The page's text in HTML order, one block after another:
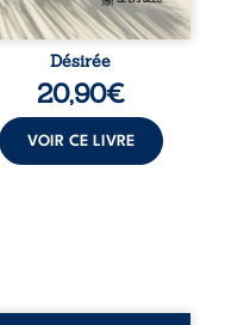
Désirée
20,90€
VOIR CE LIVRE